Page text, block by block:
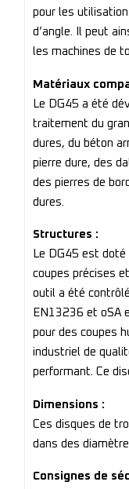
pour les
d’angle. Il peut
les machines de
Matériaux
Le DG45 a été
traitement du
dures, du béton
pierre dure, des
des pierres de
dures.
Structures :
Le DG45 est doté
coupes précises
outil a été
EN13236 et oSA
pour des coupes
industriel de
performant. Ce
Dimensions :
Ces disques de
dans des
Consignes de